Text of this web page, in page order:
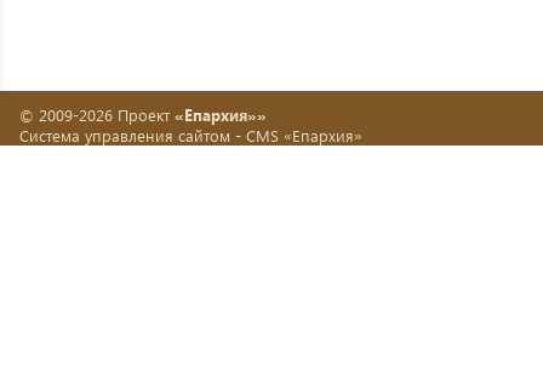
© 2009-2026 Проект «Епархия»»
Система управления сайтом - CMS «Епархия»